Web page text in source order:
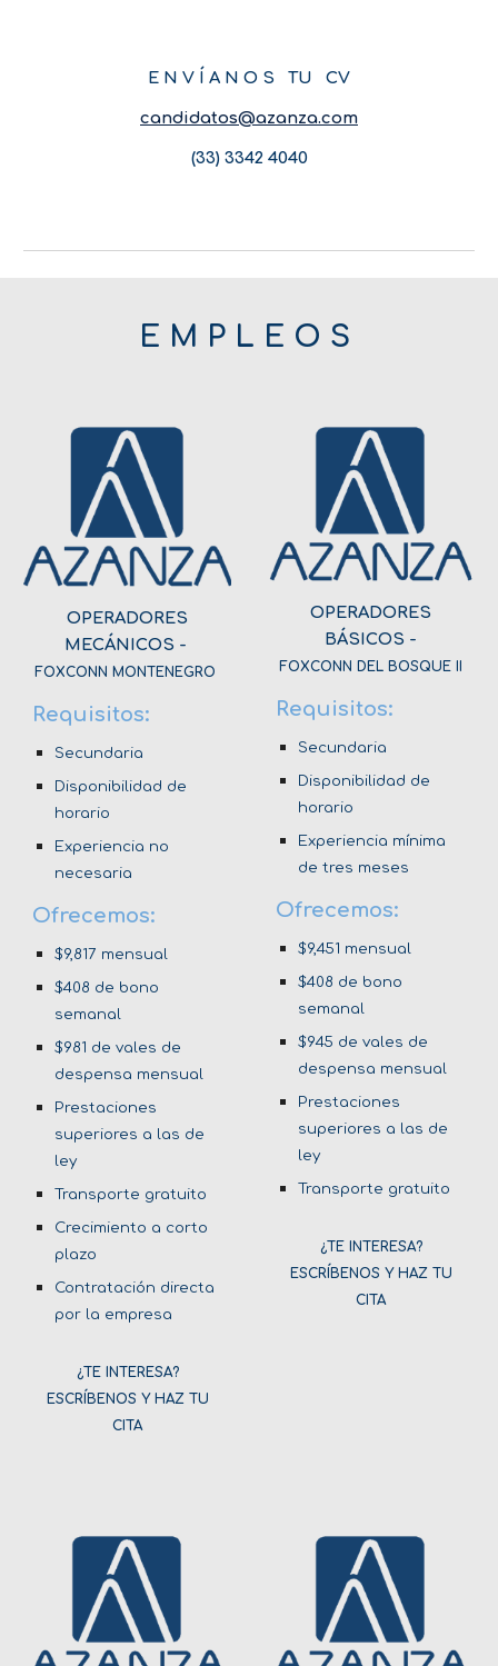
E N V Í A N O S TU CV
candidatos@azanza.com
(33) 3342 4040
E M P L E O S
OPERADORES
MECÁNICOS -
FOXCONN MONTENEGRO
Requisitos:
Secundaria
Disponibilidad de
horario
Experiencia no
necesaria
Ofrecemos:
$9,817 mensual
$408 de bono
semanal
$981 de vales de
despensa mensual
Prestaciones
superiores a las de
ley
Transporte gratuito
Crecimiento a corto
plazo
Contratación directa
por la empresa
¿TE INTERESA?
ESCRÍBENOS Y HAZ TU
CITA
OPERADORES
BÁSICOS -
FOXCONN DEL BOSQUE II
Requisitos:
Secundaria
Disponibilidad de
horario
Experiencia mínima
de tres meses
Ofrecemos:
$9,451 mensual
$408 de bono
semanal
$945 de vales de
despensa mensual
Prestaciones
superiores a las de
ley
Transporte gratuito
¿TE INTERESA?
ESCRÍBENOS Y HAZ TU
CITA